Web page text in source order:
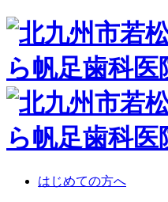
はじめての方へ